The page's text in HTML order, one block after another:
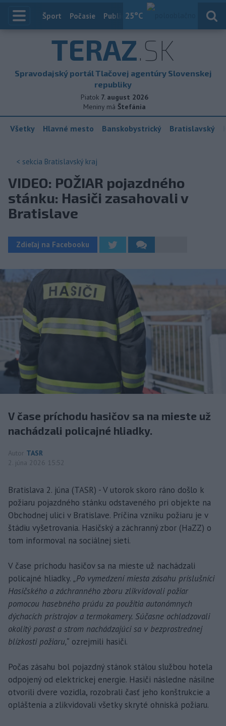
25°C
Index
Šport Počasie Publicistika
TERAZ.SK
Spravodajský portál Tlačovej agentúry Slovenskej
republiky
Piatok 7. august 2026
Meniny má Štefánia
Všetky Hlavné mesto Banskobystrický Bratislavský
< sekcia Bratislavský kraj
VIDEO: POŽIAR pojazdného
stánku: Hasiči zasahovali v
Bratislave
Zdieľaj na Facebooku
V čase príchodu hasičov sa na mieste už
nachádzali policajné hliadky.
Autor TASR
2. júna 2026 15:52
Bratislava 2. júna (TASR) - V utorok skoro ráno došlo k
požiaru pojazdného stánku odstaveného pri objekte na
Obchodnej ulici v Bratislave. Príčina vzniku požiaru je v
štádiu vyšetrovania. Hasičský a záchranný zbor (HaZZ) o
tom informoval na sociálnej sieti.
V čase príchodu hasičov sa na mieste už nachádzali
policajné hliadky. „Po vymedzení miesta zásahu príslušníci
Hasičského a záchranného zboru zlikvidovali požiar
pomocou hasebného prúdu za použitia autonómnych
dýchacích prístrojov a termokamery. Súčasne ochladzovali
okolitý porast a strom nachádzajúci sa v bezprostrednej
blízkosti požiaru,“ ozrejmili hasiči.
Počas zásahu bol pojazdný stánok stálou službou hotela
odpojený od elektrickej energie. Hasiči následne násilne
otvorili dvere vozidla, rozobrali časť jeho konštrukcie a
opláštenia a zlikvidovali všetky skryté ohniská požiaru.